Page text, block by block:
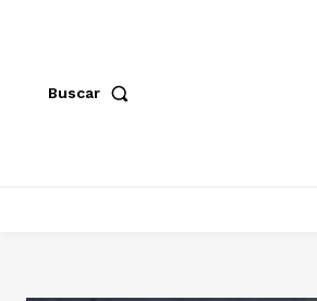
Buscar